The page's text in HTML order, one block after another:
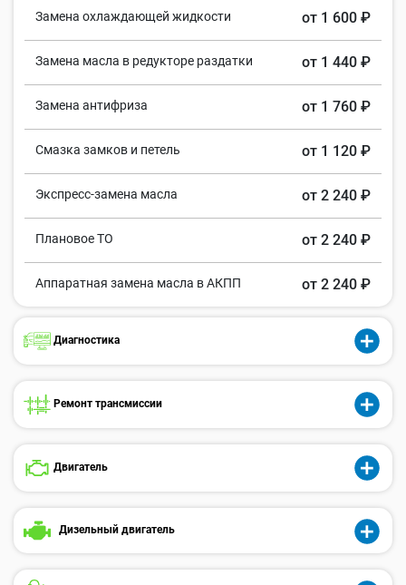
Замена охлаждающей жидкости от 1 600 ₽
Замена масла в редукторе раздатки от 1 440 ₽
Замена антифриза от 1 760 ₽
Смазка замков и петель от 1 120 ₽
Экспресс-замена масла от 2 240 ₽
Плановое ТО от 2 240 ₽
Аппаратная замена масла в АКПП от 2 240 ₽
Диагностика
Ремонт трансмиссии
Двигатель
Дизельный двигатель